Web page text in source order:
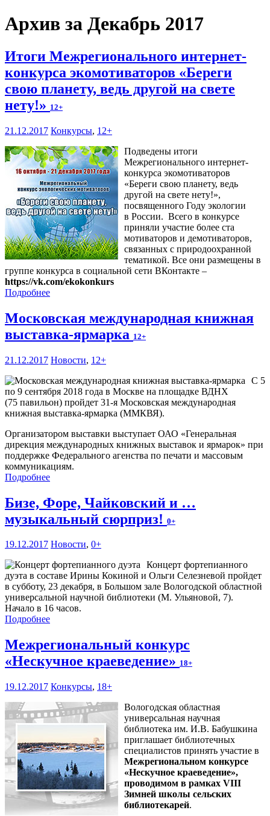
Архив за Декабрь 2017
Итоги Межрегионального интернет-
конкурса экомотиваторов «Береги
свою планету, ведь другой на свете
нету!» 12+
21.12.2017 Конкурсы, 12+
Подведены итоги
Межрегионального интернет-
конкурса экомотиваторов
«Береги свою планету, ведь
другой на свете нету!»,
посвященного Году экологии
в России. Всего в конкурсе
приняли участие более ста
мотиваторов и демотиваторов,
связанных с природоохранной
тематикой. Все они размещены в
группе конкурса в социальной сети ВКонтакте –
https://vk.com/ekokonkurs
Подробнее
Московская международная книжная
выставка-ярмарка 12+
21.12.2017 Новости, 12+
С 5
по 9 сентября 2018 года в Москве на площадке ВДНХ
(75 павильон) пройдет 31-я Московская международная
книжная выставка-ярмарка (ММКВЯ).
Организатором выставки выступает ОАО «Генеральная
дирекция международных книжных выставок и ярмарок» при
поддержке Федерального агенства по печати и массовым
коммуникациям.
Подробнее
Бизе, Форе, Чайковский и …
музыкальный сюрприз! 0+
19.12.2017 Новости, 0+
Концерт фортепианного
дуэта в составе Ирины Кокиной и Ольги Селезневой пройдет
в субботу, 23 декабря, в Большом зале Вологодской областной
универсальной научной библиотеки (М. Ульяновой, 7).
Начало в 16 часов.
Подробнее
Межрегиональный конкурс
«Нескучное краеведение» 18+
19.12.2017 Конкурсы, 18+
Вологодская областная
универсальная научная
библиотека им. И.В. Бабушкина
приглашает библиотечных
специалистов принять участие в
Межрегиональном конкурсе
«Нескучное краеведение»,
проводимом в рамках VIII
Зимней школы сельских
библиотекарей.